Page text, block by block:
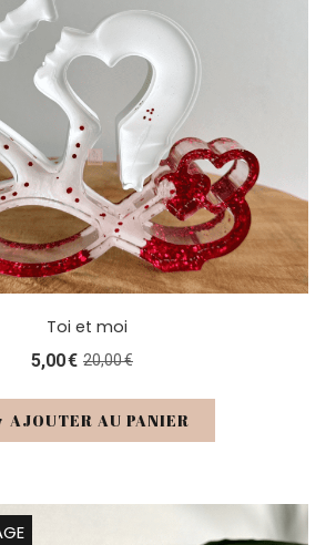
Toi et moi
5,00€ 20,00€
AJOUTER AU PANIER